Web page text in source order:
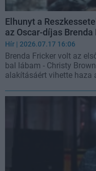
Elhunyt a
az Oscar-díjas Brenda
Hír | 2026.07.17 16:06
Brenda Fricker volt az
bal lábam - Christy
alakításáért vihette haza